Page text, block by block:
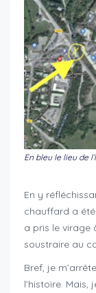
En y
chauffard a été
a pris le virage
soustraire au
Bref, je
l’histoire.